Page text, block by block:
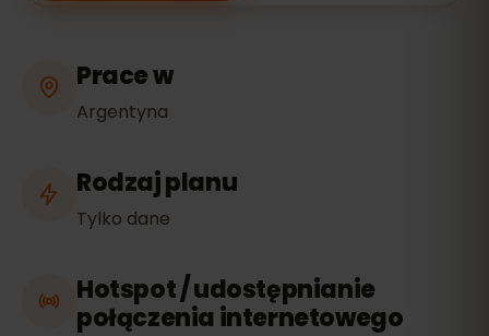
Prace w
Argentyna
Rodzaj planu
Tylko dane
Hotspot / udostępnianie
połączenia internetowego